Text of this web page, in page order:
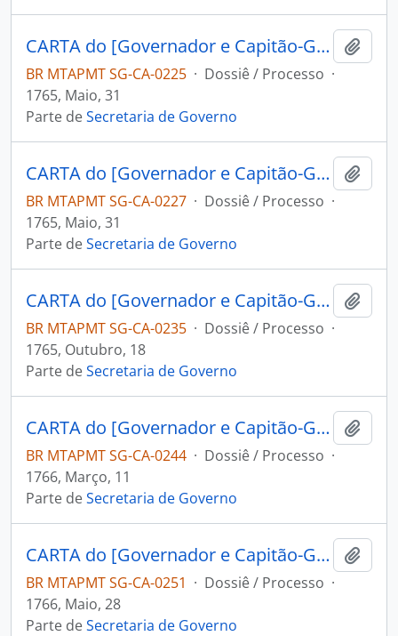
CARTA do [Governador e Capitão-General da Capitania do Grão Pará e Maranhão] Fernando da Costa [Ataíde] Teive ao [Governador e Capitão-General da Capitania de Mato Grosso] João Pedro da Câmara.
BR MTAPMT SG-CA-0225 · Dossiê / Processo ·
1765, Maio, 31
Parte deSecretaria de Governo
CARTA do [Governador e Capitão-General da Capitania do Grão Pará e Maranhão] Fernando da Costa [Ataíde] Teive ao [Governador e Capitão-General da Capitania de Mato Grosso] João Pedro da Câmara.
BR MTAPMT SG-CA-0227 · Dossiê / Processo ·
1765, Maio, 31
Parte deSecretaria de Governo
CARTA do [Governador e Capitão-General da Capitania de Goiás] João Manoel Mello ao [Governador e Capitão-General da Capitania de Mato Grosso] João Pedro da Câmara.
BR MTAPMT SG-CA-0235 · Dossiê / Processo ·
1765, Outubro, 18
Parte deSecretaria de Governo
CARTA do [Governador e Capitão-General da Capitania do Grão Pará e Maranhão] Fernando da Costa de [Ataíde] Teive ao [Governador e Capitão-General da Capitania de Mato Grosso] João Pedro da Câmara.
BR MTAPMT SG-CA-0244 · Dossiê / Processo ·
1766, Março, 11
Parte deSecretaria de Governo
CARTA do [Governador e Capitão-General da Capitania de São Paulo] Luiz Antônio de Souza ao [Governador e Capitão-General da Capitania de Mato Grosso] João Pedro da Câmara.
BR MTAPMT SG-CA-0251 · Dossiê / Processo ·
1766, Maio, 28
Parte deSecretaria de Governo